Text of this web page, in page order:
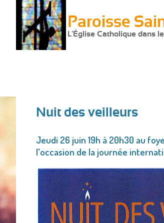
Paroisse
L'Église Catholique dans
êtes
ici
Nuit des veilleurs
Jeudi 26 juin 19h à 20h30 au
l'occasion de la journée